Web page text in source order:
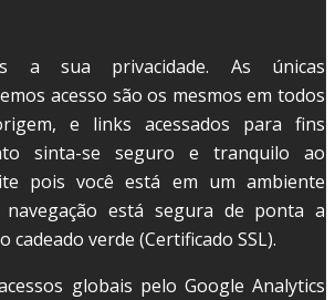
a sua privacidade. As únicas
acesso são os mesmos em todos
e links acessados para fins
sinta-se seguro e tranquilo ao
pois você está em um ambiente
está segura de ponta a
cadeado verde (Certificado SSL).
globais pelo Google Analytics